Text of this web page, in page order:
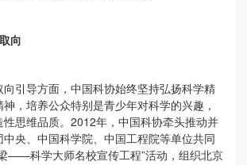
向
引导方面，中国科协始终坚持弘扬科学精
，培养公众特别是青少年对科学的兴趣，
性思维品质。2012年，中国科协牵头推动并
央、中国科学院、中国工程院等单位共同
——科学大师名校宣传工程”活动，组织北京